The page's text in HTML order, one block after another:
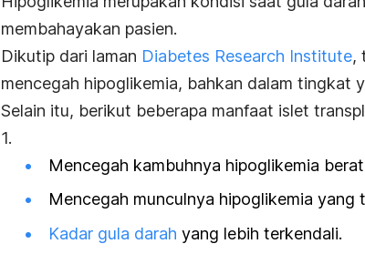
membahayakan pasien.
Dikutip dari laman Diabetes Research Institute,
mencegah hipoglikemia, bahkan dalam tingkat
Selain itu, berikut beberapa manfaat islet
1.
Mencegah kambuhnya hipoglikemia
Mencegah munculnya hipoglikemia yang
Kadar gula darah yang lebih terkendali.